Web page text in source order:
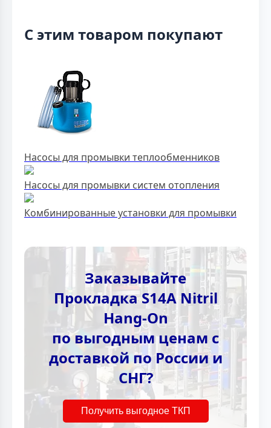
С этим товаром покупают
Насосы для промывки теплообменников
Насосы для промывки систем отопления
Комбинированные установки для промывки
Заказывайте
Прокладка S14A Nitril
Hang-On
по выгодным ценам с
доставкой по России и
СНГ?
Получить выгодное ТКП